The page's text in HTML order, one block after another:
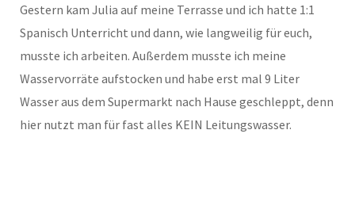
Gestern kam Julia auf meine Terrasse und ich hatte 1:1
Spanisch Unterricht und dann, wie langweilig für euch,
musste ich arbeiten. Außerdem musste ich meine
Wasservorräte aufstocken und habe erst mal 9 Liter
Wasser aus dem Supermarkt nach Hause geschleppt, denn
hier nutzt man für fast alles KEIN Leitungswasser.